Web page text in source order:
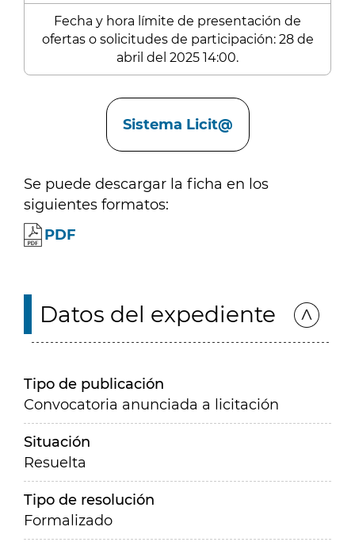
Fecha y hora límite de presentación de
ofertas o solicitudes de participación: 28 de
abril del 2025 14:00.
Sistema Licit@
Se puede descargar la ficha en los
siguientes formatos:
PDF
Datos del expediente
Tipo de publicación
Convocatoria anunciada a licitación
Situación
Resuelta
Tipo de resolución
Formalizado